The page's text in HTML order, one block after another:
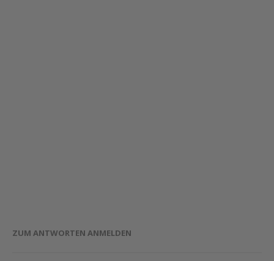
ZUM ANTWORTEN ANMELDEN